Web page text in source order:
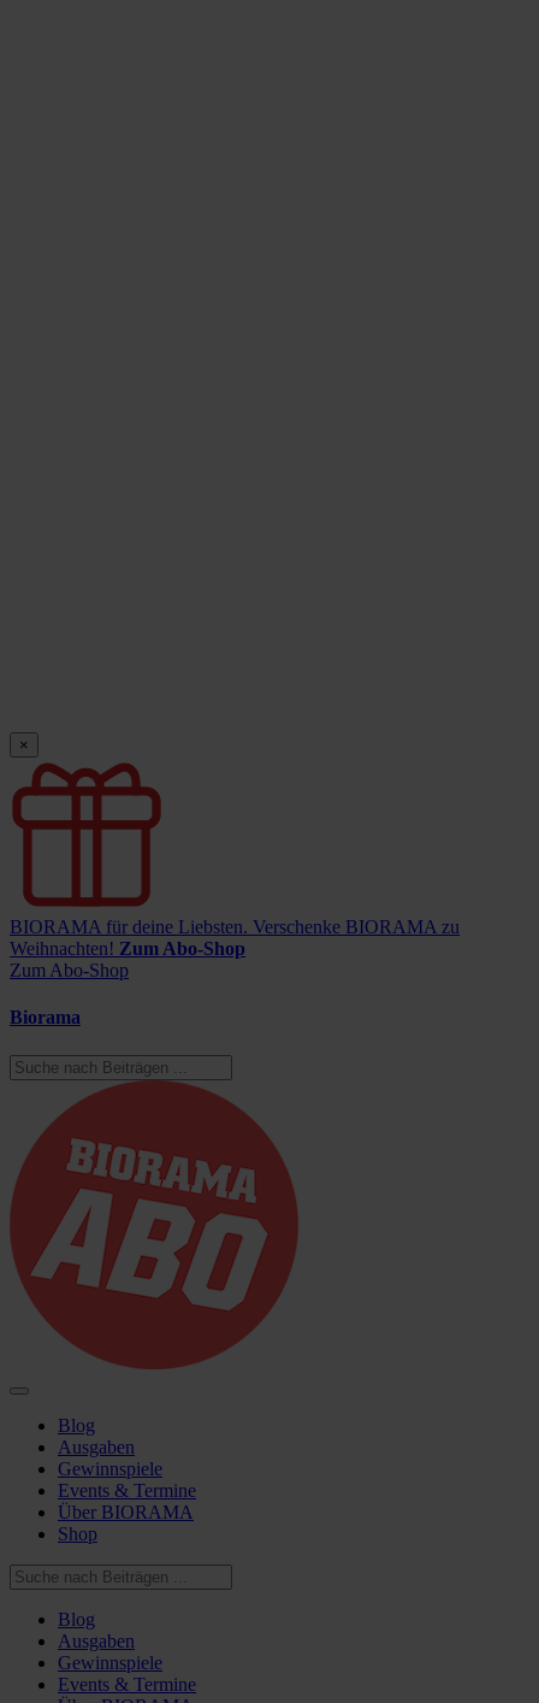
×
BIORAMA für deine Liebsten. Verschenke BIORAMA zu
Weihnachten! Zum Abo-Shop
Zum Abo-Shop
Biorama
Blog
Ausgaben
Gewinnspiele
Events & Termine
Über BIORAMA
Shop
Blog
Ausgaben
Gewinnspiele
Events & Termine